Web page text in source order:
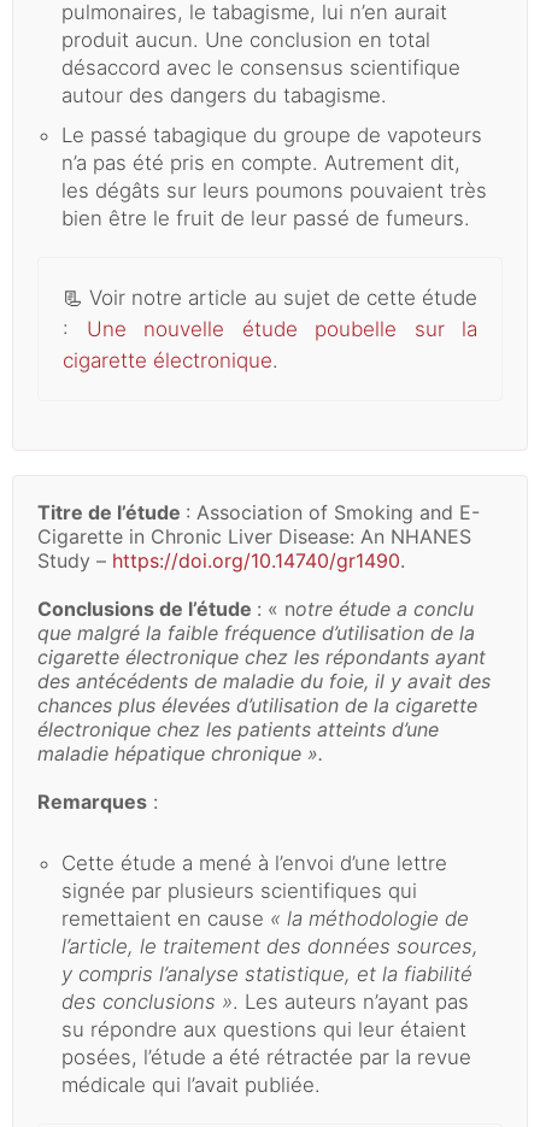
pulmonaires, le tabagisme, lui n’en aurait
produit aucun. Une conclusion en total
désaccord avec le consensus scientifique
autour des dangers du tabagisme.
Le passé tabagique du groupe de vapoteurs
n’a pas été pris en compte. Autrement dit,
les dégâts sur leurs poumons pouvaient très
bien être le fruit de leur passé de fumeurs.
📃 Voir notre article au sujet de cette étude
: Une nouvelle étude poubelle sur la
cigarette électronique.
Titre de l’étude : Association of Smoking and E-
Cigarette in Chronic Liver Disease: An NHANES
Study – https://doi.org/10.14740/gr1490.
Conclusions de l’étude : « notre étude a conclu
que malgré la faible fréquence d’utilisation de la
cigarette électronique chez les répondants ayant
des antécédents de maladie du foie, il y avait des
chances plus élevées d’utilisation de la cigarette
électronique chez les patients atteints d’une
maladie hépatique chronique ».
Remarques :
Cette étude a mené à l’envoi d’une lettre
signée par plusieurs scientifiques qui
remettaient en cause « la méthodologie de
l’article, le traitement des données sources,
y compris l’analyse statistique, et la fiabilité
des conclusions ». Les auteurs n’ayant pas
su répondre aux questions qui leur étaient
posées, l’étude a été rétractée par la revue
médicale qui l’avait publiée.